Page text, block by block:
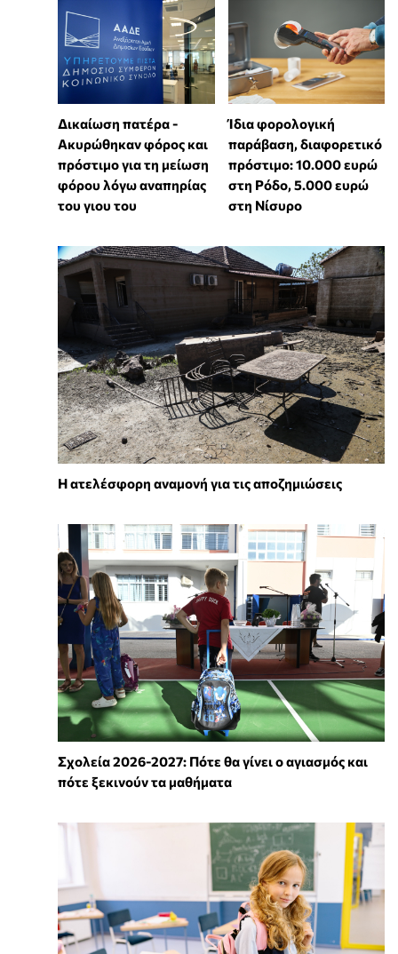
Δικαίωση πατέρα -
Ακυρώθηκαν φόρος και
πρόστιμο για τη μείωση
φόρου λόγω αναπηρίας
του γιου του
Ίδια φορολογική
παράβαση, διαφορετικό
πρόστιμο: 10.000 ευρώ
στη Ρόδο, 5.000 ευρώ
στη Νίσυρο
Η ατελέσφορη αναμονή για τις αποζημιώσεις
Σχολεία 2026-2027: Πότε θα γίνει ο αγιασμός και
πότε ξεκινούν τα μαθήματα